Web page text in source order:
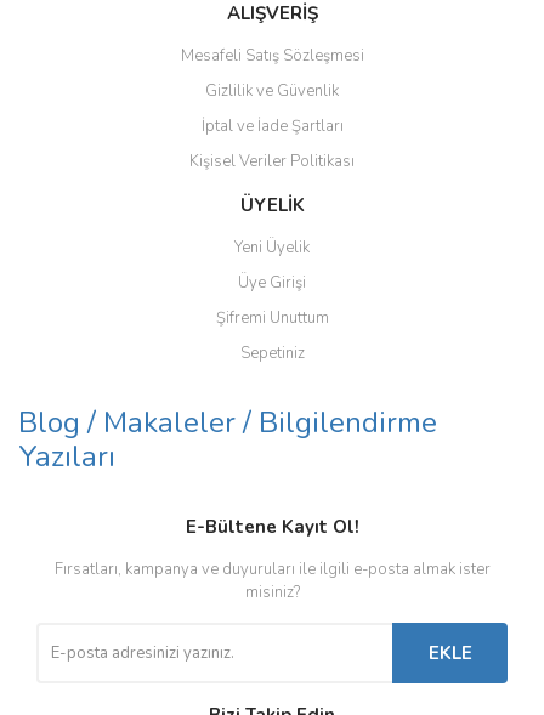
ALIŞVERİŞ
Mesafeli Satış Sözleşmesi
Gizlilik ve Güvenlik
İptal ve İade Şartları
Kişisel Veriler Politikası
ÜYELİK
Yeni Üyelik
Üye Girişi
Şifremi Unuttum
Sepetiniz
Blog / Makaleler / Bilgilendirme
Yazıları
E-Bültene Kayıt Ol!
Fırsatları, kampanya ve duyuruları ile ilgili e-posta almak ister
misiniz?
EKLE